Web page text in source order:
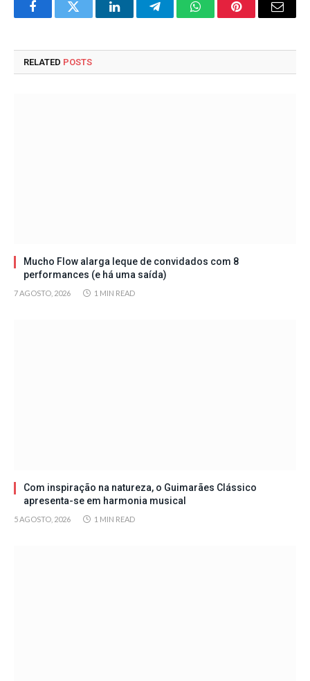
FacebookTwitter LinkedInTelegramWhatsAppPinterestEmail
RELATED POSTS
Mucho Flow alarga leque de convidados com 8
performances (e há uma saída)
7 AGOSTO, 2026 1 MIN READ
Com inspiração na natureza, o Guimarães Clássico
apresenta-se em harmonia musical
5 AGOSTO, 2026 1 MIN READ